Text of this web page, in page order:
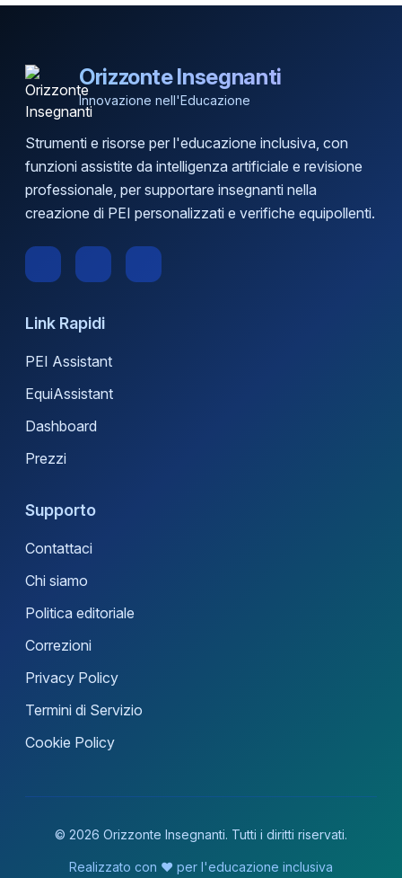
Orizzonte Insegnanti
Innovazione nell'Educazione
Strumenti e risorse per l'educazione inclusiva, con
funzioni assistite da intelligenza artificiale e revisione
professionale, per supportare insegnanti nella
creazione di PEI personalizzati e verifiche equipollenti.
Link Rapidi
PEI Assistant
EquiAssistant
Dashboard
Prezzi
Supporto
Contattaci
Chi siamo
Politica editoriale
Correzioni
Privacy Policy
Termini di Servizio
Cookie Policy
© 2026 Orizzonte Insegnanti. Tutti i diritti riservati.
Realizzato con ❤️ per l'educazione inclusiva